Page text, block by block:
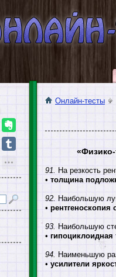
Онлайн-тесты
91.
На резкость
• толщина
92. Наибольшую
•
93. Наибольшую
• гипоциклоидная
94. Наименьшую
• усилители